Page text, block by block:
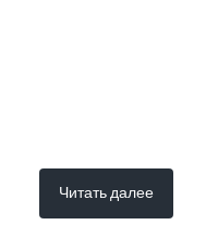
Читать далее